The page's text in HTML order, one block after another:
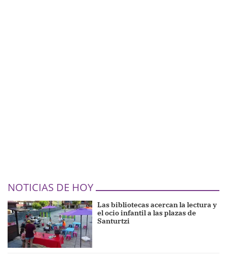
NOTICIAS DE HOY
Las bibliotecas acercan la lectura y
el ocio infantil a las plazas de
Santurtzi